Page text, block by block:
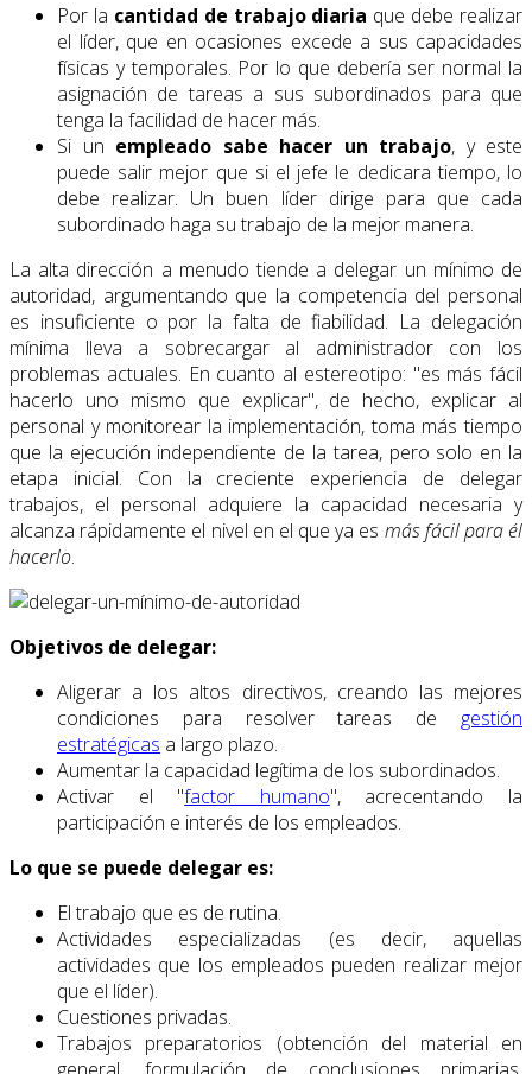
Por la cantidad de trabajo diaria que debe realizar
el líder, que en ocasiones excede a sus capacidades
físicas y temporales. Por lo que debería ser normal la
asignación de tareas a sus subordinados para que
tenga la facilidad de hacer más.
Si un empleado sabe hacer un trabajo, y este
puede salir mejor que si el jefe le dedicara tiempo, lo
debe realizar. Un buen líder dirige para que cada
subordinado haga su trabajo de la mejor manera.
La alta dirección a menudo tiende a delegar un mínimo de
autoridad, argumentando que la competencia del personal
es insuficiente o por la falta de fiabilidad. La delegación
mínima lleva a sobrecargar al administrador con los
problemas actuales. En cuanto al estereotipo: "es más fácil
hacerlo uno mismo que explicar", de hecho, explicar al
personal y monitorear la implementación, toma más tiempo
que la ejecución independiente de la tarea, pero solo en la
etapa inicial. Con la creciente experiencia de delegar
trabajos, el personal adquiere la capacidad necesaria y
alcanza rápidamente el nivel en el que ya es más fácil para él
hacerlo.
Objetivos de delegar:
Aligerar a los altos directivos, creando las mejores
condiciones para resolver tareas de gestión
estratégicas a largo plazo.
Aumentar la capacidad legítima de los subordinados.
Activar el "factor humano", acrecentando la
participación e interés de los empleados.
Lo que se puede delegar es:
El trabajo que es de rutina.
Actividades especializadas (es decir, aquellas
actividades que los empleados pueden realizar mejor
que el líder).
Cuestiones privadas.
Trabajos preparatorios (obtención del material en